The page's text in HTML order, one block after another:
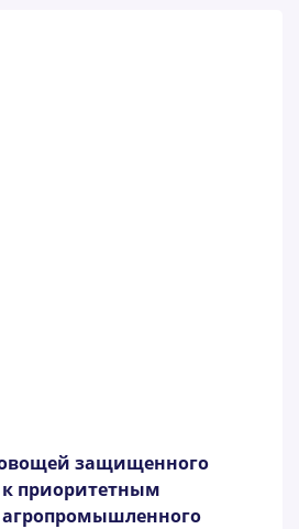
защищенного
к приоритетным